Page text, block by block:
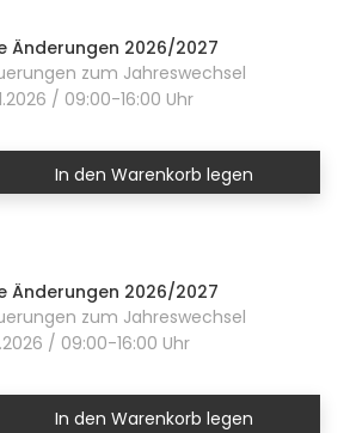
Änderungen 2026/2027
zum Jahreswechsel
/ 09:00-16:00 Uhr
In den Warenkorb legen
Änderungen 2026/2027
zum Jahreswechsel
/ 09:00-16:00 Uhr
In den Warenkorb legen